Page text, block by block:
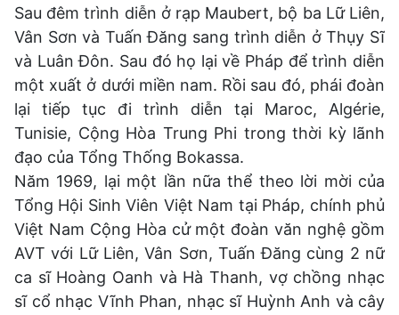
Sau đêm trình diễn ở rạp Maubert, bộ ba Lữ Liên,
Vân Sơn và Tuấn Đăng sang trình diễn ở Thụy Sĩ
và Luân Đôn. Sau đó họ lại về Pháp để trình diễn
một xuất ở dưới miền nam. Rồi sau đó, phái đoàn
lại tiếp tục đi trình diễn tại Maroc, Algérie,
Tunisie, Cộng Hòa Trung Phi trong thời kỳ lãnh
đạo của Tổng Thống Bokassa.
Năm 1969, lại một lần nữa thể theo lời mời của
Tổng Hội Sinh Viên Việt Nam tại Pháp, chính phủ
Việt Nam Cộng Hòa cử một đoàn văn nghệ gồm
AVT với Lữ Liên, Vân Sơn, Tuấn Đăng cùng 2 nữ
ca sĩ Hoàng Oanh và Hà Thanh, vợ chồng nhạc
sĩ cổ nhạc Vĩnh Phan, nhạc sĩ Huỳnh Anh và cây